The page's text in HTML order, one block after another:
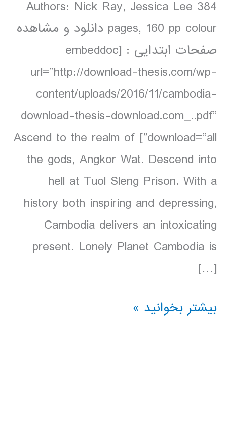
Authors: Nick Ray, Jessica Lee 384
pages, 160 pp colour دانلود و مشاهده
صفحات ابتدایی : [embeddoc
url=”http://download-thesis.com/wp-
content/uploads/2016/11/cambodia-
download-thesis-download.com_..pdf”
download=”all”] Ascend to the realm of
the gods, Angkor Wat. Descend into
hell at Tuol Sleng Prison. With a
history both inspiring and depressing,
Cambodia delivers an intoxicating
present. Lonely Planet Cambodia is
[…]
دانلود
Lonely
بیشتر بخوانید »